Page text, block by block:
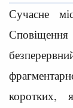
Сучасне
коротких,